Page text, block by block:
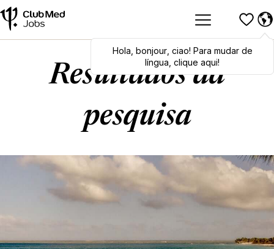
Hola,bonjour,ciao! To switch
languages, click here!
Hola bonjour, ciao! Para mudar de
língua, clique aqui!
Resultados da
pesquisa